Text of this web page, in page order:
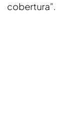
cobertura”.